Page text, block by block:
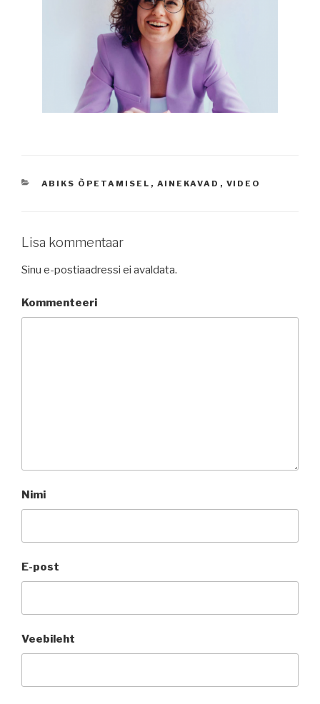
CATEGORIES
ABIKS ÕPETAMISEL , AINEKAVAD , VIDEO
Lisa kommentaar
Sinu e-postiaadressi ei avaldata.
Kommenteeri
Nimi
E-post
Veebileht